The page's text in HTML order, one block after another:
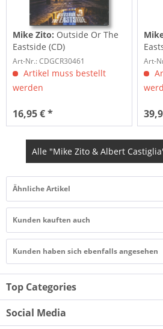
Mike Zito: Outside Or The
Eastside (CD)
Art-Nr.: CDGCR30461
Artikel muss bestellt
werden
16,95 € *
Art-
Alle "Mike Zito & Albert
Ähnliche Artikel
Kunden kauften auch
Kunden haben sich ebenfalls angesehen
Top Categories
Social Media